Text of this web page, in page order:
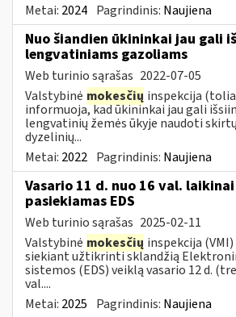
Metai: 2024 Pagrindinis: Naujiena
Nuo šiandien ūkininkai jau gali
lengvatiniams gazoliams
Web turinio sąrašas 2022-07-05
Valstybinė mokesčių inspekcija
informuoja, kad ūkininkai jau gali
lengvatinių žemės ūkyje naudoti
dyzelinių...
Metai: 2022 Pagrindinis: Naujiena
Vasario 11 d. nuo 16 val.
pasiekiamas EDS
Web turinio sąrašas 2025-02-11
Valstybinė mokesčių inspekcija
siekiant užtikrinti sklandžią
sistemos (EDS) veiklą vasario 12 d.
val....
Metai: 2025 Pagrindinis: Naujiena